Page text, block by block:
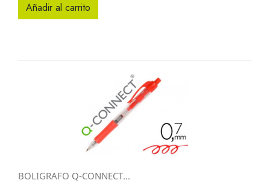
Añadir al carrito
BOLIGRAFO Q-CONNECT...